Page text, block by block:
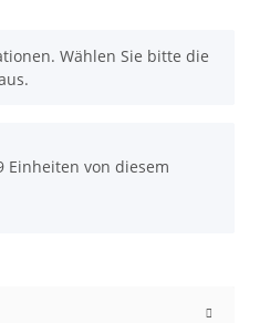
Wählen Sie bitte die
Einheiten von diesem